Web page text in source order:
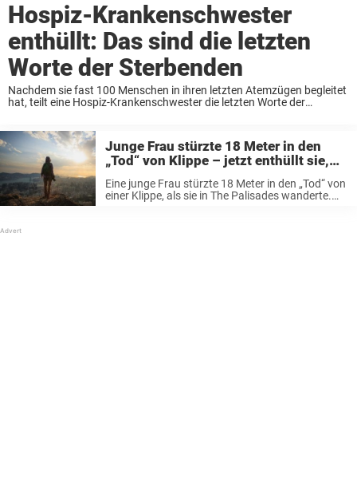
Hospiz-Krankenschwester
enthüllt: Das sind die letzten
Worte der Sterbenden
Nachdem sie fast 100 Menschen in ihren letzten Atemzügen begleitet
hat, teilt eine Hospiz-Krankenschwester die letzten Worte der
Junge Frau stürzte 18 Meter in den
„Tod“ von Klippe – jetzt enthüllt sie,
was sie auf der anderen Seite sah
Eine junge Frau stürzte 18 Meter in den „Tod“ von
einer Klippe, als sie in The Palisades wanderte.